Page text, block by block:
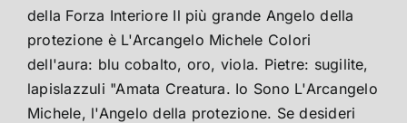
della Forza Interiore Il più grande Angelo della
protezione è L'Arcangelo Michele Colori
dell'aura: blu cobalto, oro, viola. Pietre: sugilite,
lapislazzuli "Amata Creatura. Io Sono L'Arcangelo
Michele, l'Angelo della protezione. Se desideri